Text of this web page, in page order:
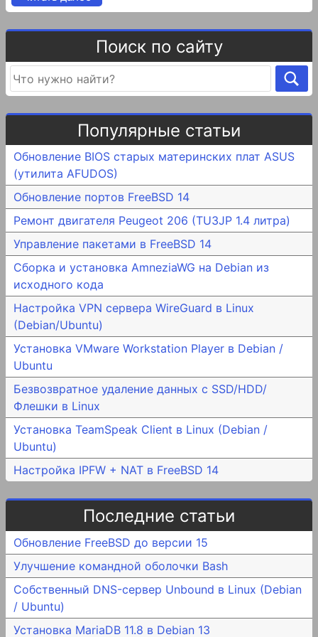
Поиск по сайту
Популярные статьи
Обновление BIOS старых материнских плат ASUS
(утилита AFUDOS)
Обновление портов FreeBSD 14
Ремонт двигателя Peugeot 206 (TU3JP 1.4 литра)
Управление пакетами в FreeBSD 14
Сборка и установка AmneziaWG на Debian из
исходного кода
Настройка VPN сервера WireGuard в Linux
(Debian/Ubuntu)
Установка VMware Workstation Player в Debian /
Ubuntu
Безвозвратное удаление данных с SSD/HDD/
Флешки в Linux
Установка TeamSpeak Client в Linux (Debian /
Ubuntu)
Настройка IPFW + NAT в FreeBSD 14
Последние статьи
Обновление FreeBSD до версии 15
Улучшение командной оболочки Bash
Собственный DNS-сервер Unbound в Linux (Debian
/ Ubuntu)
Установка MariaDB 11.8 в Debian 13